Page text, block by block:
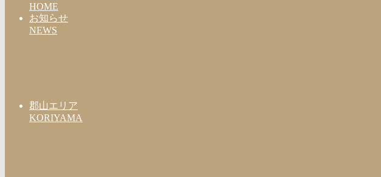
HOME
お知らせ
NEWS
郡山エリア
KORIYAMA